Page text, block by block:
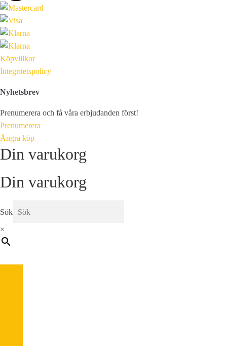
Köpvillkor
Integritetspolicy
Nyhetsbrev
Prenumerera och få våra erbjudanden först!
Prenumerera
Ångra köp
Din varukorg
Din varukorg
Sök
×